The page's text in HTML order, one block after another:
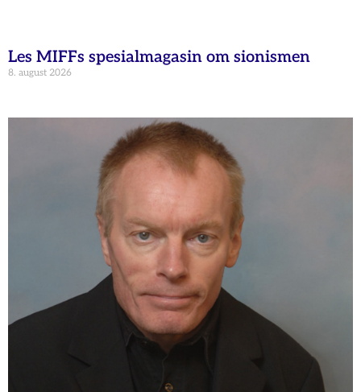
Les MIFFs spesialmagasin om sionismen
8. august 2026